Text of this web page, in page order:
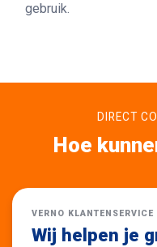
gebruik.
DIRECT
Hoe
VERNO KLANTENSERVICE
Wij helpen je